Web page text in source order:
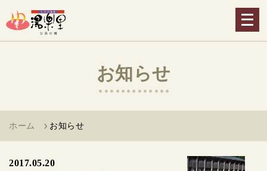
メ
ニ
ュ
お知らせ
ホーム お知らせ
2017.05.20